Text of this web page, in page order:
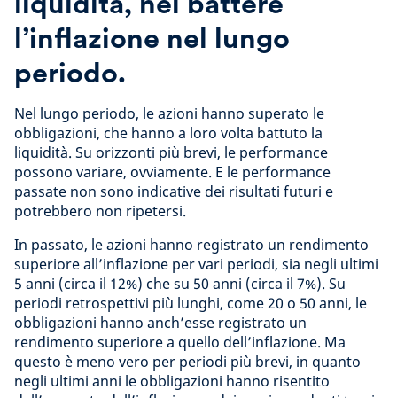
l’inflazione nel lungo
periodo.
Nel lungo periodo, le azioni hanno superato le
obbligazioni, che hanno a loro volta battuto la
liquidità. Su orizzonti più brevi, le performance
possono variare, ovviamente. E le performance
passate non sono indicative dei risultati futuri e
potrebbero non ripetersi.
In passato, le azioni hanno registrato un rendimento
superiore all’inflazione per vari periodi, sia negli ultimi
5 anni (circa il 12%) che su 50 anni (circa il 7%). Su
periodi retrospettivi più lunghi, come 20 o 50 anni, le
obbligazioni hanno anch’esse registrato un
rendimento superiore a quello dell’inflazione. Ma
questo è meno vero per periodi più brevi, in quanto
negli ultimi anni le obbligazioni hanno risentito